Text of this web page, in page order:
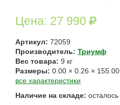
Цена: 27 990
Артикул: 72059
Производитель: Триумф
Вес товара: 9 кг
Размеры: 0.00 × 0.26 × 155.00
все характеристики
Наличие на складе: осталось